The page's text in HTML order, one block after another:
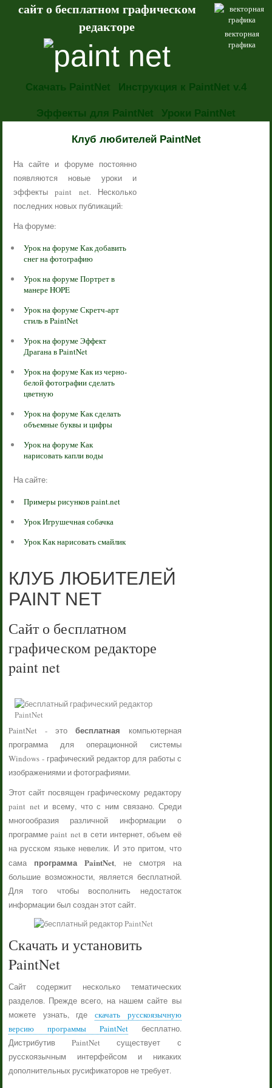
векторная
графика
сайт о бесплатном графическом
редакторе
Скачать PaintNet Инструкция к PaintNet v.4
Эффекты для PaintNet Уроки PaintNet
Клуб любителей PaintNet
На сайте и форуме постоянно
появляются новые уроки и
эффекты paint net. Несколько
последних новых публикаций:
На форуме:
Урок на форуме Как добавить
снег на фотографию
Урок на форуме Портрет в
манере HOPE
Урок на форуме Скретч-арт
стиль в PaintNet
Урок на форуме Эффект
Драгана в PaintNet
Урок на форуме Как из черно-
белой фотографии сделать
цветную
Урок на форуме Как сделать
объемные буквы и цифры
Урок на форуме Как
нарисовать капли воды
На сайте:
Примеры рисунков paint.net
Урок Игрушечная собачка
Урок Как нарисовать смайлик
КЛУБ ЛЮБИТЕЛЕЙ
PAINT NET
Сайт о бесплатном
графическом редакторе
paint net
PaintNet - этобесплатная компьютерная
программа для операционной системы
Windows - графический редактор для работы с
изображениями и фотографиями.
Этот сайт посвящен графическому редактору
paint net и всему, что с ним связано. Среди
многообразия различной информации о
программе paint net в сети интернет, объем её
на русском языке невелик. И это притом, что
сама программа PaintNet, не смотря на
большие возможности, является бесплатной.
Для того чтобы восполнить недостаток
информации был создан этот сайт.
Скачать и установить
PaintNet
Сайт содержит несколько тематических
разделов. Прежде всего, на нашем сайте вы
можете узнать, где скачать русскоязычную
версию программы PaintNetбесплатно.
Дистрибутив PaintNet существует с
русскоязычным интерфейсом и никаких
дополнительных русификаторов не требует.